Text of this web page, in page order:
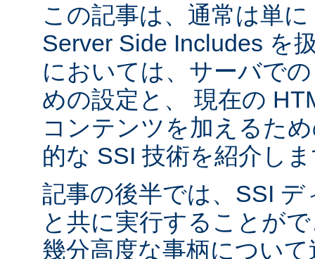
この記事は、通常は単
Server Side Includes を
においては、サーバで
めの設定と、 現在の
コンテンツを加えるた
的な SSI 技術を紹介し
記事の後半では、SSI
と共に実行することが
幾分高度な事柄につい